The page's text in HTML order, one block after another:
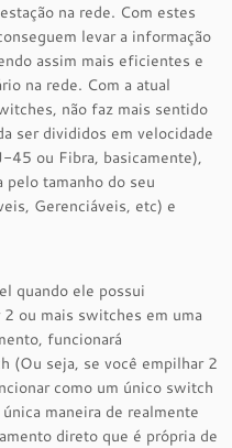
na rede. Com estes
levar a informação
assim mais eficientes e
na rede. Com a atual
não faz mais sentido
ser divididos em velocidade
45 ou Fibra, basicamente),
pelo tamanho do seu
Gerenciáveis, etc) e
quando ele possui
ou mais switches em uma
funcionará
(Ou seja, se você empilhar 2
como um único switch
maneira de realmente
direto que é própria de